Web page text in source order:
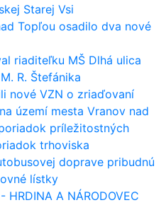
Starej Vsi
Topľou osadilo dva nové
riaditeľku MŠ Dlhá ulica
R. Štefánika
nové VZN o zriaďovaní
území mesta Vranov nad
príležitostných
trhoviska
doprave pribudnú
lístky
HRDINA A NÁRODOVEC